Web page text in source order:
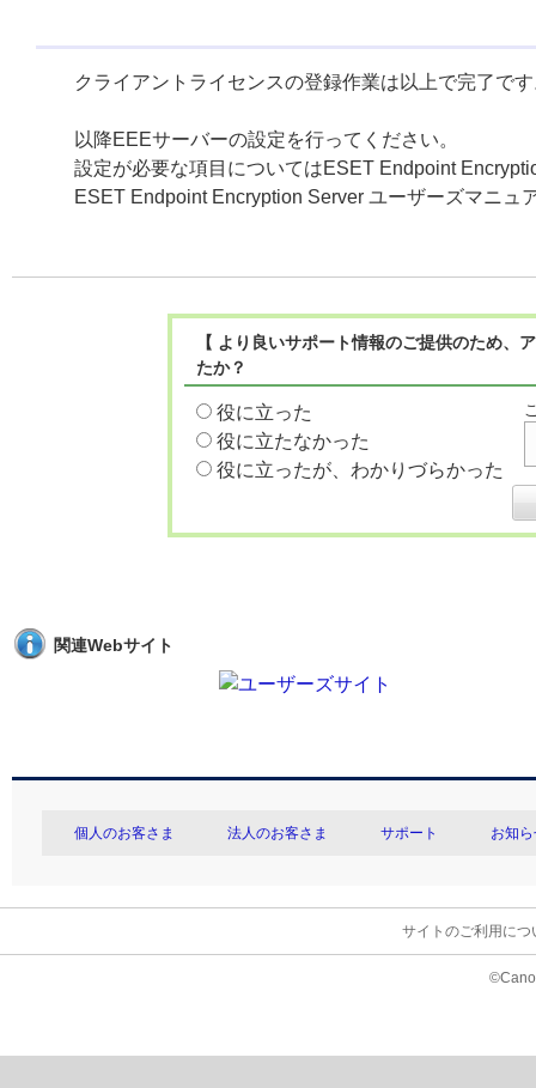
クライアントライセンスの登録作業は以上で完了で
以降EEEサーバーの設定を行ってください。
設定が必要な項目についてはESET Endpoint
ESET Endpoint Encryption Server ユーザーズマニュ
【 より良いサポート情報のご提供のため
たか？
役に立った
役に立たなかった
役に立ったが、わかりづらかった
関連Webサイト
個人のお客さま 法人のお客さま サポート お知
サイトのご利用につ